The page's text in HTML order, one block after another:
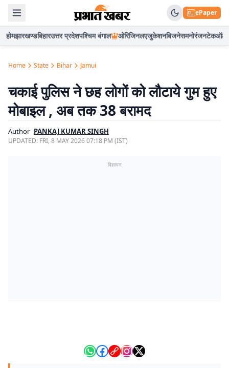
ePaper
होमझारखण्डबिहारउत्तर प्रदेशपश्चिम बंगाल ओरिजिनलएजुकेशनबिजनेसमनोरंजनटेकऑटो
Home State Bihar Jamui
चकाई पुलिस ने छह लोगों को लौटाये गुम हुए
मोबाइल , अब तक 38 बरामद
Author PANKAJ KUMAR SINGH
UPDATED: FRI, 8 MAY 2026 07:18 PM (IST)
विज्ञापन